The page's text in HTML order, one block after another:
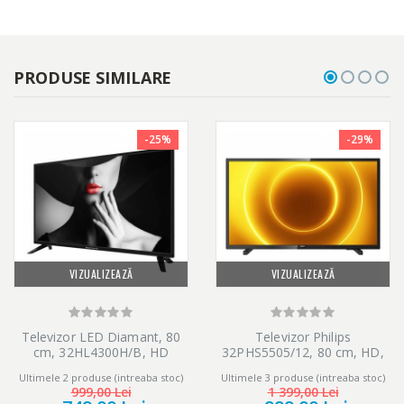
pe un singur ecran. Obtine acces usor la diferiti furnizori de
adanci in vizualizare.
PRODUSE SIMILARE
VIZUALIZEAZĂ
-25%
Televizor LED Diamant, 80
cm, 32HL4300H/B, HD
Ultimele 2 produse (intreaba stoc)
999,00 Lei
VIZUALIZEAZĂ
-29%
Televizor Philips
32PHS5505/12, 80 cm, HD,
Ultimele 3 produse (intreaba stoc)
1 399,00 Lei